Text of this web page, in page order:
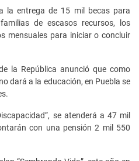
la entrega de 15 mil becas para
de escasos recursos, los
mensuales para iniciar o concluir
la República anunció que como
dará a la educación, en Puebla se
se atenderá a 47 mil
con una pensión 2 mil 550